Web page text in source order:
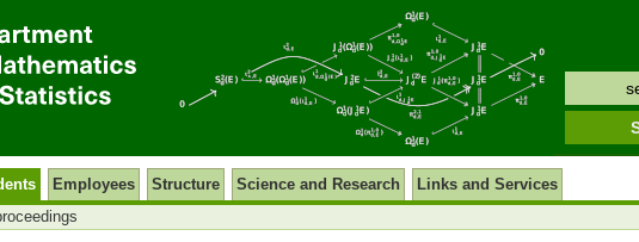
Employees Structure Science and Research Links and Services